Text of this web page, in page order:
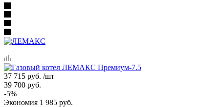
37 715 руб. /шт
39 700 руб.
-5%
Экономия 1 985 руб.